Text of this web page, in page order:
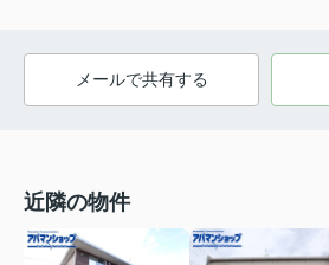
メールで共有する
近隣の物件